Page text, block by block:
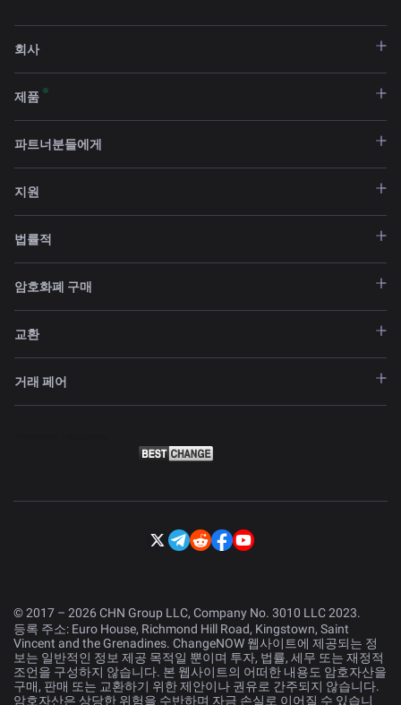
회사
제품
파트너분들에게
지원
법률적
암호화폐 구매
교환
거래 페어
© 2017 – 2026 CHN Group LLC, Company No. 3010 LLC 2023.
등록 주소: Euro House, Richmond Hill Road, Kingstown, Saint
Vincent and the Grenadines. ChangeNOW 웹사이트에 제공되는 정
보는 일반적인 정보 제공 목적일 뿐이며 투자, 법률, 세무 또는 재정적
조언을 구성하지 않습니다. 본 웹사이트의 어떠한 내용도 암호자산을
구매, 판매 또는 교환하기 위한 제안이나 권유로 간주되지 않습니다.
암호자산은 상당한 위험을 수반하며 자금 손실로 이어질 수 있습니